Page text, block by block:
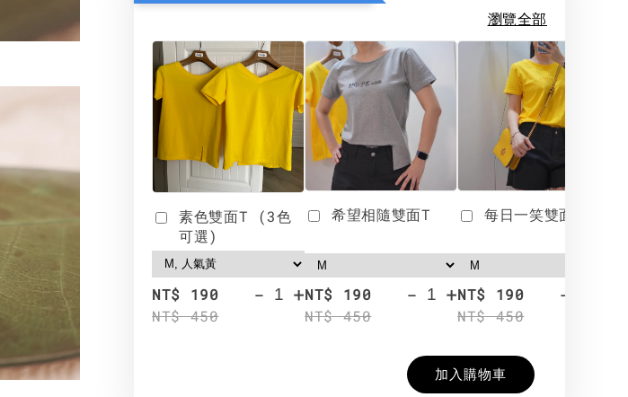
瀏覽全部
素色雙面T (3色
可選)
NT$ 190
NT$ 450
- +
希望相隨雙面T
NT$ 190
NT$ 450
- +
每日一笑雙面T
NT$ 190
NT$ 450
-
加入購物車